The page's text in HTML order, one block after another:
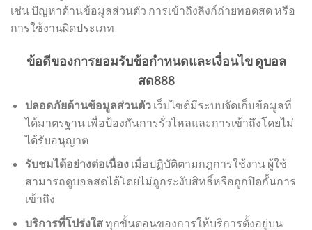
เช่น ปัญหาด้านข้อมูลส่วนตัว การเข้าถึงลิงก์ถ่ายทอดสด หรือ
การใช้งานผิดประเภท
ข้อดีของการยอมรับข้อกำหนดและเงื่อนไข ดูบอล
สด888
ปลอดภัยด้านข้อมูลส่วนตัวเว็บไซต์มีระบบจัดเก็บข้อมูลที่
ได้มาตรฐาน เพื่อป้องกันการรั่วไหลและการเข้าถึงโดยไม่
ได้รับอนุญาต
รับชมได้อย่างต่อเนื่องเมื่อปฏิบัติตามกฎการใช้งาน ผู้ใช้
สามารถดูบอลสดได้โดยไม่ถูกระงับสิทธิ์หรือถูกปิดกั้นการ
เข้าถึง
บริการที่โปร่งใสทุกขั้นตอนของการให้บริการตั้งอยู่บน